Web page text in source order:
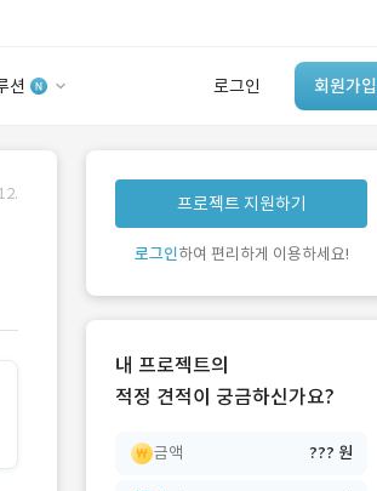
션 로그인 회원가입
유사사례 검색 AI
‘이런 거’ 만들어본
개발 회사 있어?
프로젝트 지원하기
로그인하여 편리하게 이용하세요!
내 프로젝트의
적정 견적이 궁금하신가요?
금액 ??? 원